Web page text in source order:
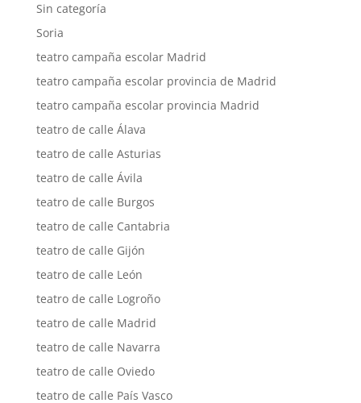
Sin categoría
Soria
teatro campaña escolar Madrid
teatro campaña escolar provincia de Madrid
teatro campaña escolar provincia Madrid
teatro de calle Álava
teatro de calle Asturias
teatro de calle Ávila
teatro de calle Burgos
teatro de calle Cantabria
teatro de calle Gijón
teatro de calle León
teatro de calle Logroño
teatro de calle Madrid
teatro de calle Navarra
teatro de calle Oviedo
teatro de calle País Vasco